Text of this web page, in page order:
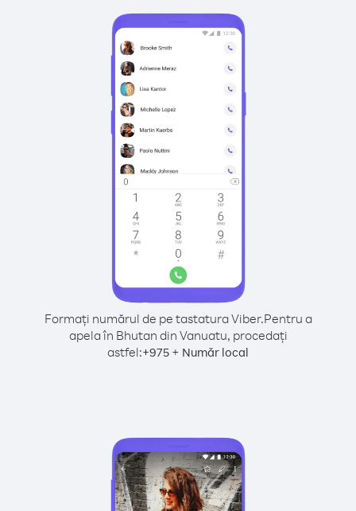
Formați numărul de pe tastatura Viber.Pentru a
apela în Bhutan din Vanuatu, procedați
astfel:+975 + Număr local